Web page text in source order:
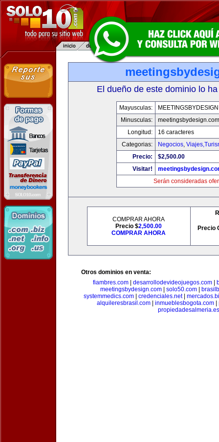
El dueño de este dominio lo
Mayusculas:
Minusculas:
meetingsbydesign.com
Longitud:
16 caracteres
Categorias:
Negocios,
Precio:
$2,500.00
Visitar!
Serán consideradas
COMPRAR AHORA
Precio $2,500.00
COMPRAR AHORA
Precio
Otros dominios en venta:
fiambres.com| desarrollodevideojuegos.com|
meetingsbydesign.com
solo50.com
systemmedics.com| credenciales.net|
alquileresbrasil.com| inmueblesbogota.com|
propiedadesalmeria.es